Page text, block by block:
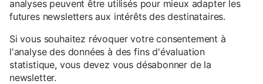
analyses peuvent être utilisés pour mieux adapter les
futures newsletters aux intérêts des destinataires.
Si vous souhaitez révoquer votre consentement à
l'analyse des données à des fins d'évaluation
statistique, vous devez vous désabonner de la
newsletter.